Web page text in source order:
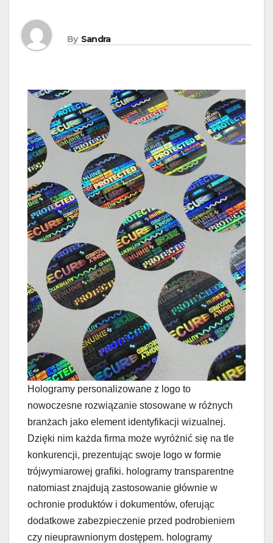
By Sandra
Hologramy personalizowane z logo to
nowoczesne rozwiązanie stosowane w różnych
branżach jako element identyfikacji wizualnej.
Dzięki nim każda firma może wyróżnić się na tle
konkurencji, prezentując swoje logo w formie
trójwymiarowej grafiki. hologramy transparentne
natomiast znajdują zastosowanie głównie w
ochronie produktów i dokumentów, oferując
dodatkowe zabezpieczenie przed podrobieniem
czy nieuprawnionym dostępem. hologramy